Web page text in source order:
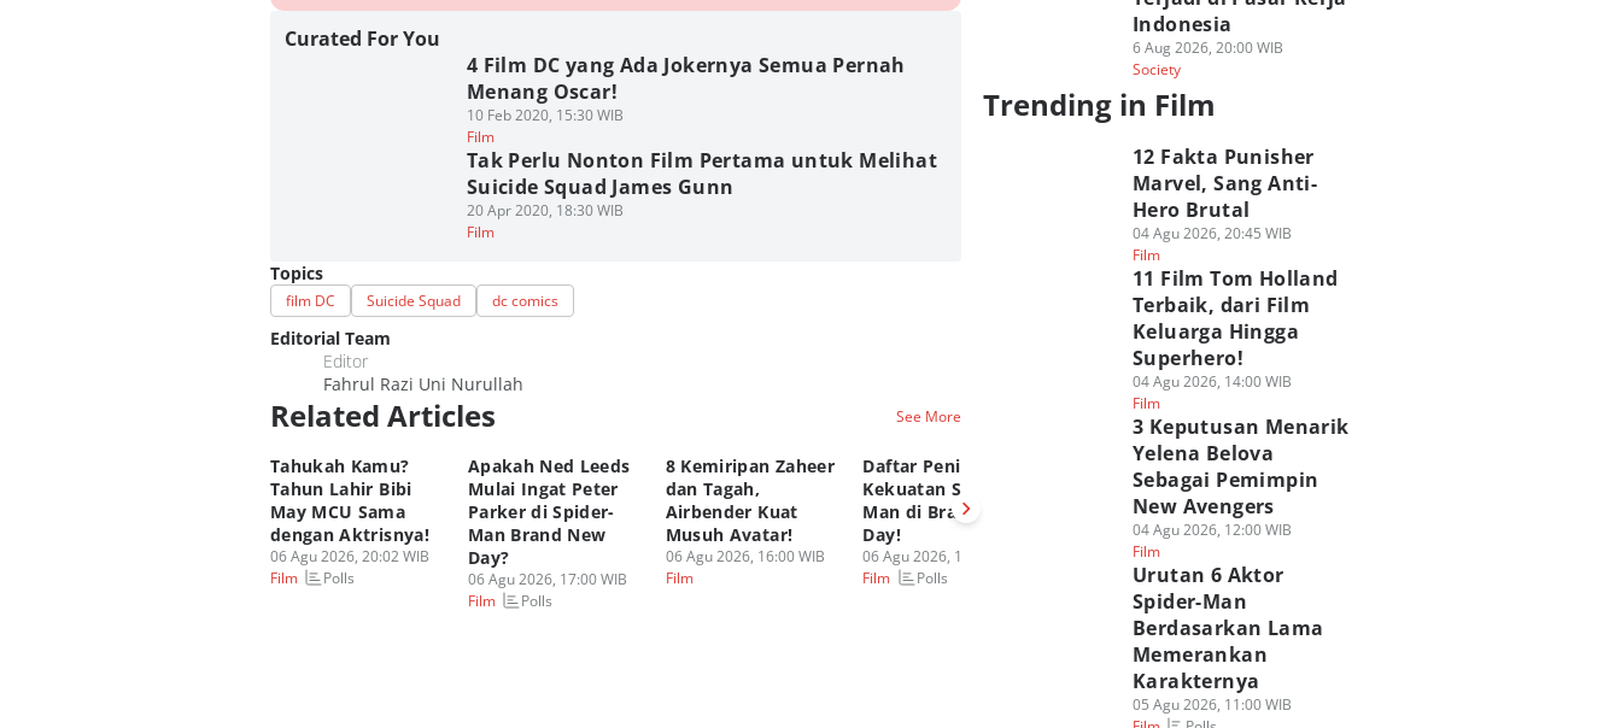
Curated For You
4 Film DC yang Ada Jokernya Semua Pernah
Menang Oscar!
10 Feb 2020, 15:30 WIB
Film
Tak Perlu Nonton Film Pertama untuk Melihat
Suicide Squad James Gunn
20 Apr 2020, 18:30 WIB
Film
Topics
film DC Suicide Squad dc comics
Editorial Team
Editor
Fahrul Razi Uni Nurullah
Related Articles See More
Tahukah Kamu?
Tahun Lahir Bibi
May MCU Sama
dengan Aktrisnya!
06 Agu 2026, 20:02 WIB
Film
Polls
Apakah Ned Leeds
Mulai Ingat Peter
Parker di Spider-
Man Brand New
Day?
06 Agu 2026, 17:00 WIB
Film
Polls
8 Kemiripan Zaheer
dan Tagah,
Airbender Kuat
Musuh Avatar!
06 Agu 2026, 16:00 WIB
Film
Daftar Peningkatan
Kekuatan Spider-
Man di Brand New
Day!
06 Agu 2026, 13:00 WIB
Film
Polls
Kenapa Punisher
Lebih Ramah di
Spider-Man: Brand
New Day? Ini
Teorinya
06 Agu 2026, 12:00 WIB
Membedah Aspek
Kesendirian 3
Karakter Penting di
Spider-Man BND
Film
Indonesia
6 Aug 2026, 20:00 WIB
Society
Trending in Film
12 Fakta Punisher
Marvel, Sang Anti-
Hero Brutal
04 Agu 2026, 20:45 WIB
Film
11 Film Tom Holland
Terbaik, dari Film
Keluarga Hingga
Superhero!
04 Agu 2026, 14:00 WIB
Film
3 Keputusan Menarik
Yelena Belova
Sebagai Pemimpin
New Avengers
04 Agu 2026, 12:00 WIB
Film
Urutan 6 Aktor
Spider-Man
Berdasarkan Lama
Memerankan
Karakternya
05 Agu 2026, 11:00 WIB